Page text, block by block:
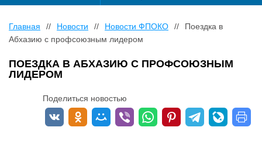
Главная // Новости // Новости ФПОКО //
Поездка в
Абхазию с профсоюзным лидером
ПОЕЗДКА В АБХАЗИЮ С ПРОФСОЮЗНЫМ
ЛИДЕРОМ
Поделиться новостью